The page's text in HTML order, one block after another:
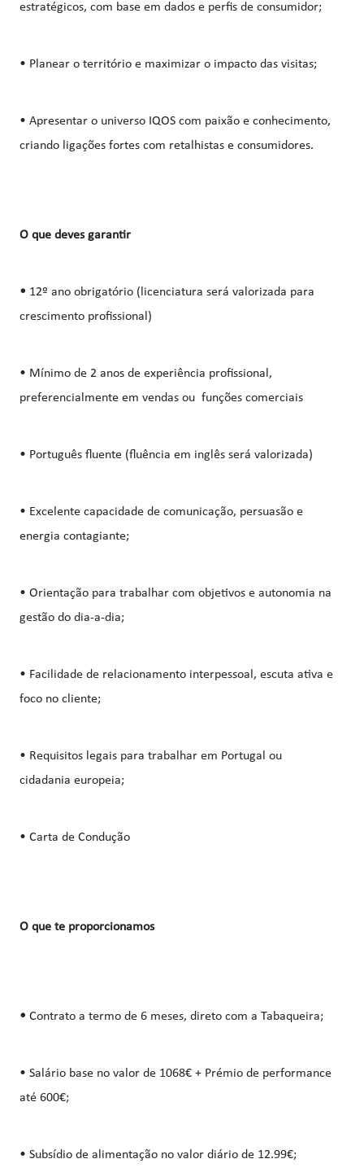
estratégicos, com base em dados e perfis de consumidor;
• Planear o território e maximizar o impacto das visitas;
• Apresentar o universo IQOS com paixão e conhecimento,
criando ligações fortes com retalhistas e consumidores.
O que deves garantir
• 12º ano obrigatório (licenciatura será valorizada para
crescimento profissional)
• Mínimo de 2 anos de experiência profissional,
preferencialmente em vendas ou funções comerciais
• Português fluente (fluência em inglês será valorizada)
• Excelente capacidade de comunicação, persuasão e
energia contagiante;
• Orientação para trabalhar com objetivos e autonomia na
gestão do dia-a-dia;
• Facilidade de relacionamento interpessoal, escuta ativa e
foco no cliente;
• Requisitos legais para trabalhar em Portugal ou
cidadania europeia;
• Carta de Condução
O que te proporcionamos
• Contrato a termo de 6 meses, direto com a Tabaqueira;
• Salário base no valor de 1068€ + Prémio de performance
até 600€;
• Subsídio de alimentação no valor diário de 12.99€;